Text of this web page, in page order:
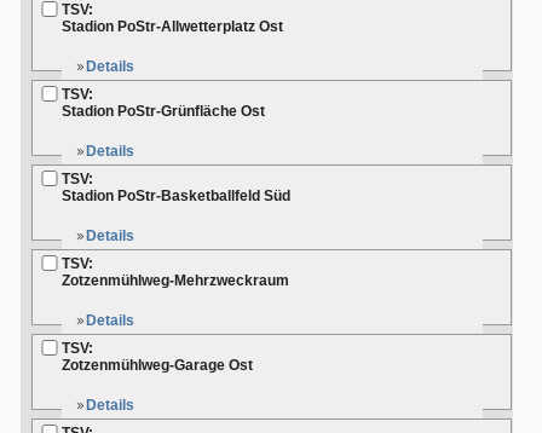
TSV:
Stadion PoStr-Allwetterplatz Ost
Details
TSV:
Stadion PoStr-Grünfläche Ost
Details
TSV:
Stadion PoStr-Basketballfeld Süd
Details
TSV:
Zotzenmühlweg-Mehrzweckraum
Details
TSV:
Zotzenmühlweg-Garage Ost
Details